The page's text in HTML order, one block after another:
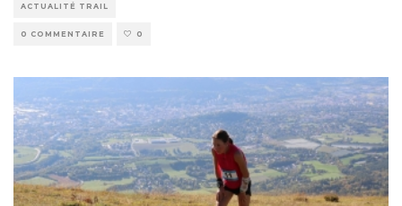
ACTUALITÉ TRAIL
0 COMMENTAIRE 0